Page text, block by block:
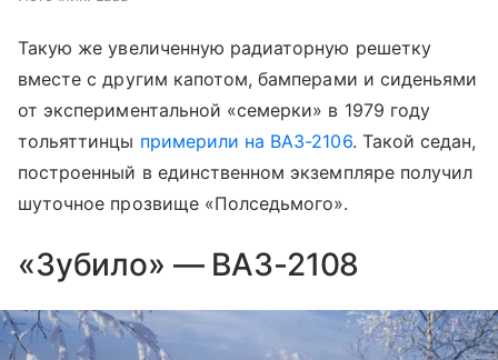
Такую же увеличенную радиаторную решетку
вместе с другим капотом, бамперами и сиденьями
от экспериментальной «семерки» в 1979 году
тольяттинцы примерили на ВАЗ-2106. Такой седан,
построенный в единственном экземпляре получил
шуточное прозвище «Полседьмого».
«Зубило» — ВАЗ-2108